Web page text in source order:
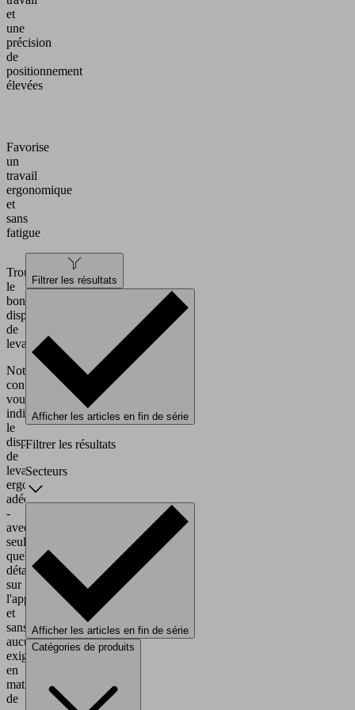
et
une
précision
de
positionnement
élevées
Favorise
un
travail
ergonomique
et
sans
fatigue
Trouver
le
bon
dispositif
de
levage
Notre
configurateur
vous
indique
le
dispositif
de
levage
ergonomique
adéquat
-
avec
seulement
quelques
détails
sur
l'application
et
sans
aucune
exigence
en
matière
de
Filtrer les résultats
Afficher les articles en fin de série
Filtrer les résultats
Secteurs
Afficher les articles en fin de série
Catégories de produits